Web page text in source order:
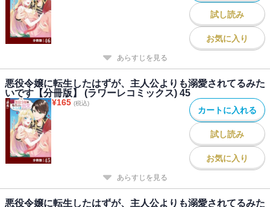
試し読み
お気に入り
あらすじを見る
悪役令嬢に転生したはずが、主人公よりも溺愛されてるみた
いです【分冊版】 (ラワーレコミックス) 45
¥165 (税込)
カートに入れる
試し読み
お気に入り
あらすじを見る
悪役令嬢に転生したはずが、主人公よりも溺愛されてるみた